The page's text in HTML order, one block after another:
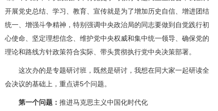
开展党史总结、学习、教育、宣传就是为了增加历史自信、增进团结
统一、增强斗争精神，特别强调中央政治局的同志要做到自觉践行初
心使命、坚定理想信念、维护党中央权威和集中统一领导、确保党的
理论和路线方针政策符合实际、带头贯彻执行党中央决策部署。
这次办的是专题研讨班，既然是研讨，我想在同大家一起研读全
会决议的基础上，重点讲5个问题。
第一个问题： 推进马克思主义中国化时代化